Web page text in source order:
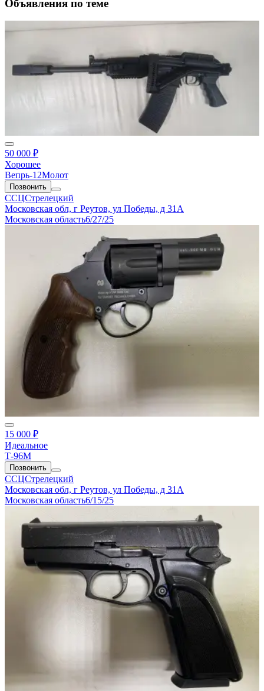
Объявления по теме
50 000 ₽
Хорошее
Вепрь-12Молот
Позвонить
ССЦСтрелецкий
Московская обл, г Реутов, ул Победы, д 31А
Московская область6/27/25
15 000 ₽
Идеальное
Т-96М
Позвонить
ССЦСтрелецкий
Московская обл, г Реутов, ул Победы, д 31А
Московская область6/15/25